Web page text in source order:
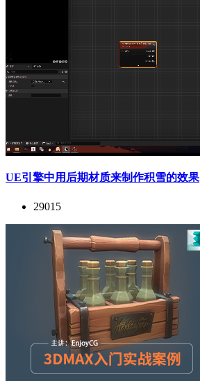
UE引擎中用后期材质来制作积雪的效果
29015